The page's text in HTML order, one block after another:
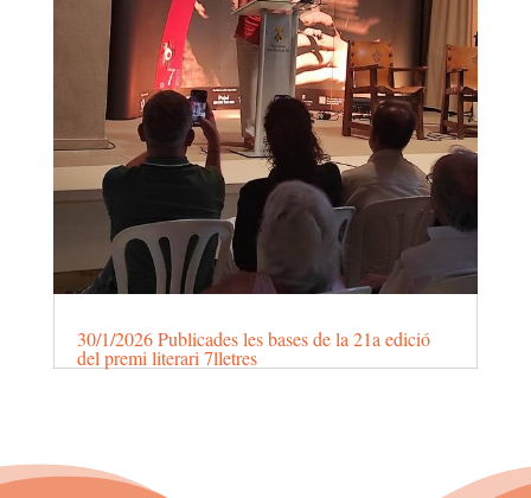
30/1/2026 Publicades les bases de la 21a edició
del premi literari 7lletres